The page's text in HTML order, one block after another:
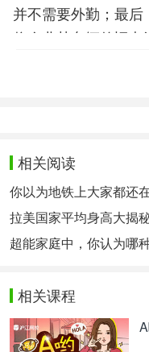
并不需要外勤；最后
将企业某车辆的旧电
fue advertida por
podía acceder a las
mañana, horario oficial
mes siguiente, la
una nueva
conducta se mantuvo
相关阅读
你以为地铁上大家都还
拉美国家平均身高大揭
超能家庭中，你认为哪
相关课程